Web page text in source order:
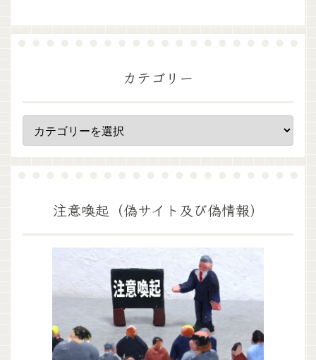
カテゴリー
注意喚起（偽サイト及び偽情報）